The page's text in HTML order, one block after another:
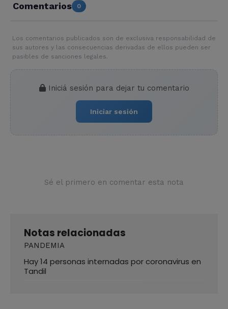
Comentarios 0
Los comentarios publicados son de exclusiva responsabilidad de
sus autores y las consecuencias derivadas de ellos pueden ser
pasibles de sanciones legales.
Iniciá sesión para dejar tu comentario
Iniciar sesión
Sé el primero en comentar esta nota
Notas relacionadas
PANDEMIA
Hay 14 personas internadas por coronavirus en
Tandil